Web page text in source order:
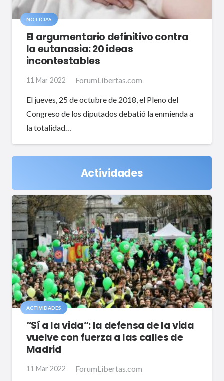
NOTICIAS
El argumentario definitivo contra
la eutanasia: 20 ideas
incontestables
11 Mar 2022 ForumLibertas.com
El jueves, 25 de octubre de 2018, el Pleno del
Congreso de los diputados debatió la enmienda a
la totalidad…
Actividades
ACTIVIDADES
“Sí a la vida”: la defensa de la vida
vuelve con fuerza a las calles de
Madrid
11 Mar 2022 ForumLibertas.com